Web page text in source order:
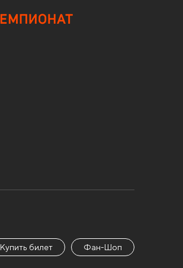
Купить билет Фан-Шоп